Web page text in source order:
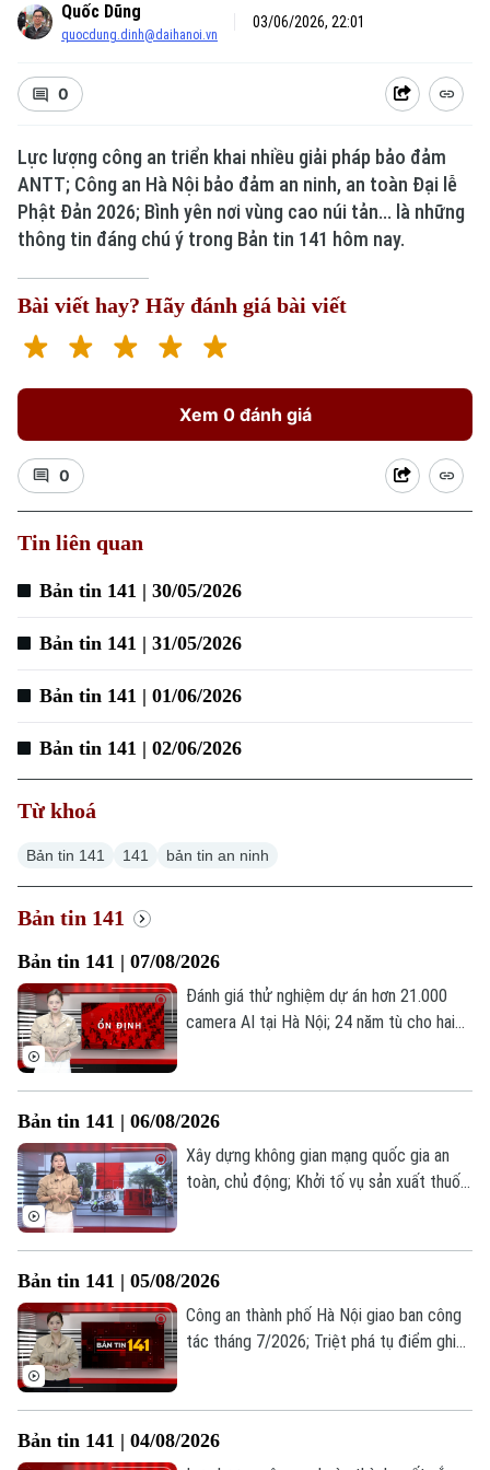
Quốc Dũng
quocdung.dinh@daihanoi.vn
03/06/2026, 22:01
0
Lực lượng công an triển khai nhiều giải pháp bảo đảm
ANTT; Công an Hà Nội bảo đảm an ninh, an toàn Đại lễ
Phật Đản 2026; Bình yên nơi vùng cao núi tản... là những
thông tin đáng chú ý trong Bản tin 141 hôm nay.
Bài viết hay? Hãy đánh giá bài viết
Xem 0 đánh giá
0
Tin liên quan
Bản tin 141 | 30/05/2026
Bản tin 141 | 31/05/2026
Bản tin 141 | 01/06/2026
Bản tin 141 | 02/06/2026
Từ khoá
Bản tin 141 141 bản tin an ninh
Bản tin 141
Bản tin 141 | 07/08/2026
Đánh giá thử nghiệm dự án hơn 21.000
camera AI tại Hà Nội; 24 năm tù cho hai
141 hôm nay.
Bản tin 141 | 06/08/2026
Xây dựng không gian mạng quốc gia an
toàn, chủ động; Khởi tố vụ sản xuất thuốc
Bản tin 141 hôm nay.
Bản tin 141 | 05/08/2026
Công an thành phố Hà Nội giao ban công
tác tháng 7/2026; Triệt phá tụ điểm ghi
ý trong Bản tin 141 hôm nay.
Bản tin 141 | 04/08/2026